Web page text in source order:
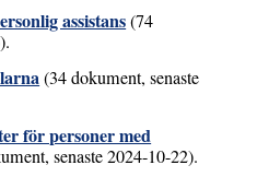
assistans(74
(34 dokument, senaste
för personer med
senaste 2024-10-22).